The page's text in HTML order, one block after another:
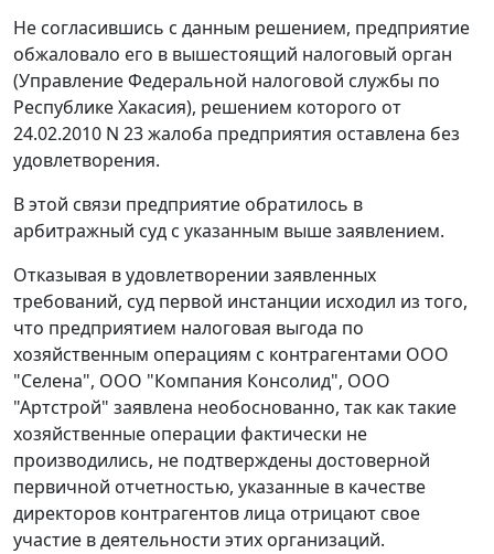
Не согласившись с данным решением, предприятие
обжаловало его в вышестоящий налоговый орган
(Управление Федеральной налоговой службы по
Республике Хакасия), решением которого от
24.02.2010 N 23 жалоба предприятия оставлена без
удовлетворения.
В этой связи предприятие обратилось в
арбитражный суд с указанным выше заявлением.
Отказывая в удовлетворении заявленных
требований, суд первой инстанции исходил из того,
что предприятием налоговая выгода по
хозяйственным операциям с контрагентами ООО
"Селена", ООО "Компания Консолид", ООО
"Артстрой" заявлена необоснованно, так как такие
хозяйственные операции фактически не
производились, не подтверждены достоверной
первичной отчетностью, указанные в качестве
директоров контрагентов лица отрицают свое
участие в деятельности этих организаций.